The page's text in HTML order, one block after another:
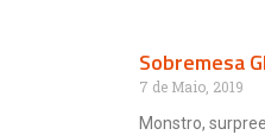
Sobremesa
7 de Maio, 2019
Monstro,